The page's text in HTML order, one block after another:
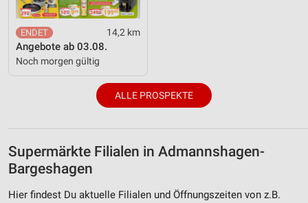
14,2 km
Angebote ab 03.08.
Noch morgen gültig
ALLE PROSPEKTE
Supermärkte Filialen in Admannshagen-
Bargeshagen
Hier findest Du aktuelle Filialen und Öffnungszeiten von z.B.